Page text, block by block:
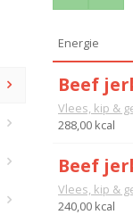
Energie
Beef
Vlees, kip &
288,00 kcal
Beef
Vlees, kip &
240,00 kcal